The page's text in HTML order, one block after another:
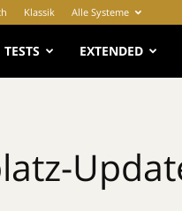
Klassik Alle Systeme
TESTS EXTENDED